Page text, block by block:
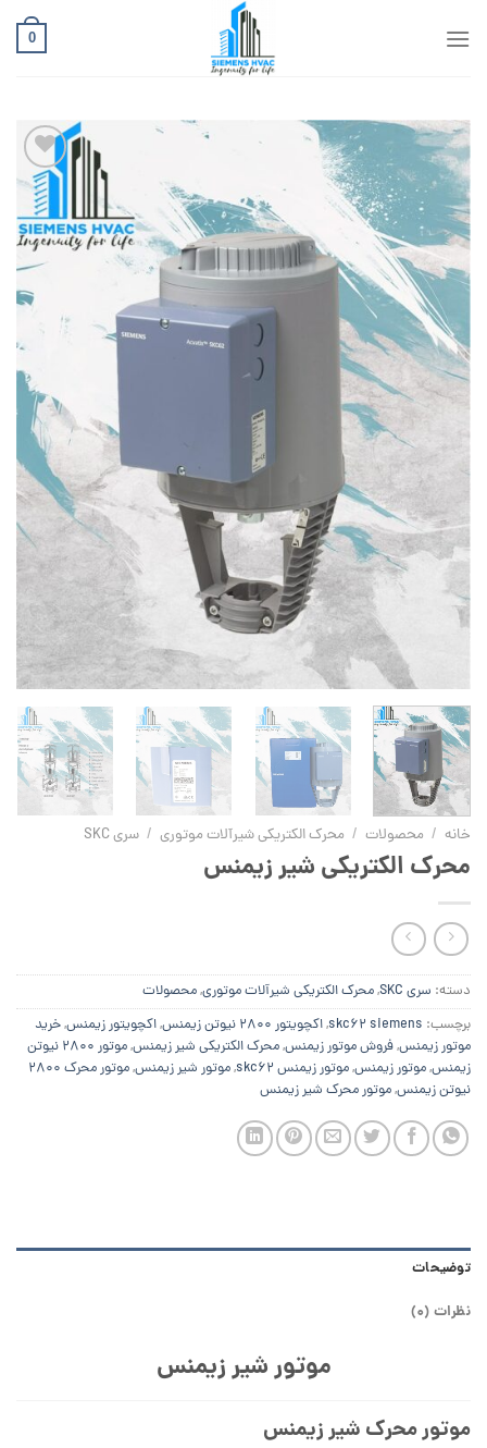
0
افزودن
به
علاقه
خانه / محصولات / محرک الکتریکی شیرآلات موتوری / سری SKC
محرک الکتریکی شیر زیمنس
دسته: سری SKC ,محرک الکتریکی شیرآلات موتوری,محصولات
برچسب: skc62 siemens
,اکچویتور 2800 نیوتن زیمنس ,اکچویتور زیمنس,خرید
موتور زیمنس,فروش موتور زیمنس,محرک الکتریکی شیر زیمنس,
موتور 2800 نیوتن
زیمنس,موتور زیمنس,موتور زیمنس skc62 ,موتور شیر زیمنس,
موتور محرک 2800
نیوتن زیمنس,موتور محرک شیر زیمنس
توضیحات
نظرات (0)
موتور شیر زیمنس
موتور محرک شیر زیمنس